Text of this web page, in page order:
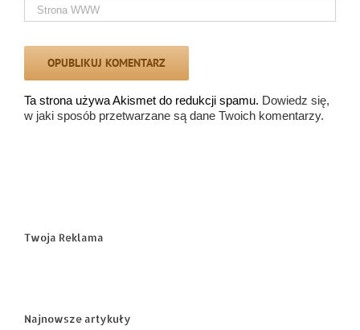
Ta strona używa Akismet do redukcji spamu. Dowiedz się,
w jaki sposób przetwarzane są dane Twoich komentarzy.
Twoja Reklama
Najnowsze artykuły